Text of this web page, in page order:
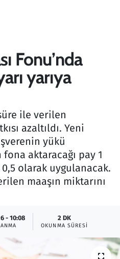
Fonu’nda
yarıya
ile verilen
azaltıldı. Yeni
yükü
aktaracağı pay 1
olarak uygulanacak.
maaşın miktarını
- 10:08 2 DK
OKUNMA SÜRESI